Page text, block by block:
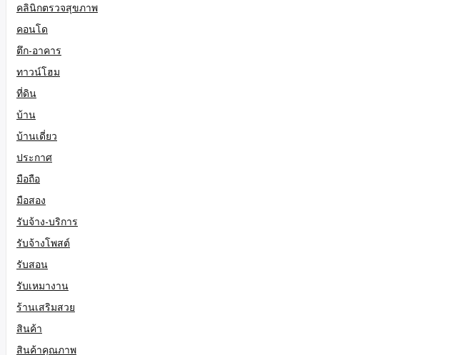
คลินิกตรวจสุขภาพ
คอนโด
ตึก-อาคาร
ทาวน์โฮม
ที่ดิน
บ้าน
บ้านเดี่ยว
ประกาศ
มือถือ
มือสอง
รับจ้าง-บริการ
รับจ้างโพสต์
รับสอน
รับเหมางาน
ร้านเสริมสวย
สินค้า
สินค้าคุณภาพ